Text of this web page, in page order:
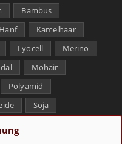
Bambus
Hanf
Kamelhaar
Lyocell
Merino
Mohair
Polyamid
Soja